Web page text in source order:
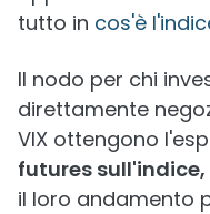
tutto in cos'è
Il nodo per chi
direttamente
VIX ottengono
futures sull'indice,
il loro andamento